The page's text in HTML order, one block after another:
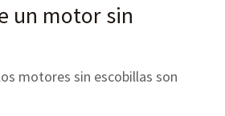
un motor sin
motores sin escobillas son